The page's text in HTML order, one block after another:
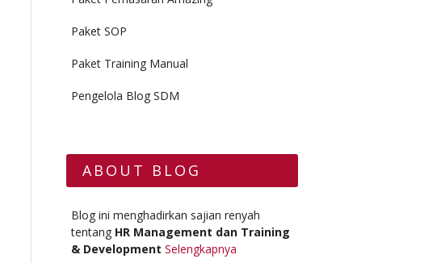
Paket SOP
Paket Training Manual
Pengelola Blog SDM
ABOUT BLOG
Blog ini menghadirkan sajian renyah
tentang HR Management dan Training
& Development Selengkapnya